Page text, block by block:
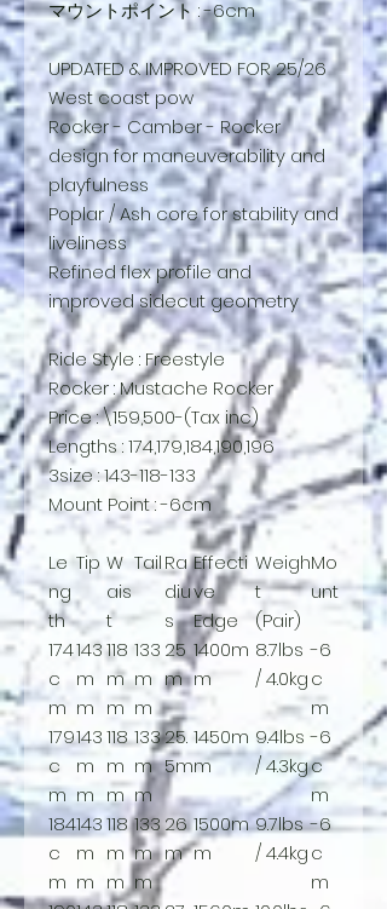
マウントポイント : -6cm
UPDATED & IMPROVED FOR 25/26
West coast pow
Rocker - Camber - Rocker
design for maneuverability and
playfulness
Poplar / Ash core for stability and
liveliness
Refined flex profile and
improved sidecut geometry
Ride Style : Freestyle
Rocker : Mustache Rocker
Price : \159,500-(Tax inc)
Lengths : 174,179,184,190,196
3size : 143-118-133
Mount Point : -6cm
Le
ng
th
Tip W
ais
t
TailRa
diu
s
Effecti
ve
Edge
Weigh
t
(Pair)
Mo
unt
174
c
m
143
m
m
118
m
m
133
m
m
25
m
1400m
m
8.7lbs
/ 4.0kg
-6
c
m
179
c
m
143
m
m
118
m
m
133
m
m
25.
5m
1450m
m
9.4lbs
/ 4.3kg
-6
c
m
184
c
m
143
m
m
118
m
m
133
m
m
26
m
1500m
m
9.7lbs
/ 4.4kg
-6
c
m